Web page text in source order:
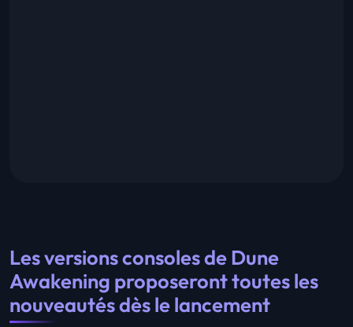
Les versions consoles de Dune
Awakening proposeront toutes les
nouveautés dès le lancement